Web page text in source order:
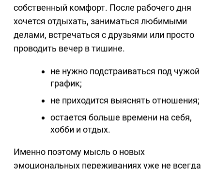
собственный комфорт. После рабочего дня
хочется отдыхать, заниматься любимыми
делами, встречаться с друзьями или просто
проводить вечер в тишине.
не нужно подстраиваться под чужой
график;
не приходится выяснять отношения;
остается больше времени на себя,
хобби и отдых.
Именно поэтому мысль о новых
эмоциональных переживаниях уже не всегда